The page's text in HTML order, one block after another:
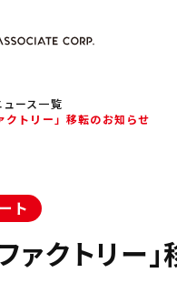
ュース一覧
クトリー」移転のお知らせ
ト
ァクトリー